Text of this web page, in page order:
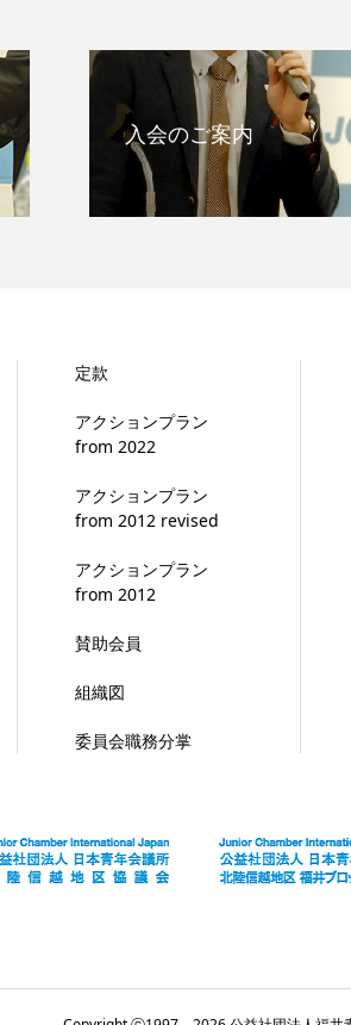
入会のご案内
定款
アクションプラン
from 2022
アクションプラン
from 2012 revised
アクションプラン
from 2012
賛助会員
組織図
委員会職務分掌